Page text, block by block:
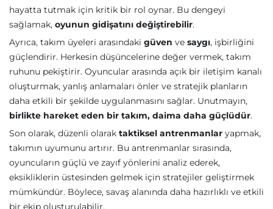
hayatta tutmak için kritik bir rol oynar. Bu dengeyi
sağlamak, oyunun gidişatını değiştirebilir.
Ayrıca, takım üyeleri arasındaki güven ve saygı, işbirliğini
güçlendirir. Herkesin düşüncelerine değer vermek, takım
ruhunu pekiştirir. Oyuncular arasında açık bir iletişim kanalı
oluşturmak, yanlış anlamaları önler ve stratejik planların
daha etkili bir şekilde uygulanmasını sağlar. Unutmayın,
birlikte hareket eden bir takım, daima daha güçlüdür.
Son olarak, düzenli olarak taktiksel antrenmanlar yapmak,
takımın uyumunu artırır. Bu antrenmanlar sırasında,
oyuncuların güçlü ve zayıf yönlerini analiz ederek,
eksikliklerin üstesinden gelmek için stratejiler geliştirmek
mümkündür. Böylece, savaş alanında daha hazırlıklı ve etkili
bir ekip oluşturulabilir.